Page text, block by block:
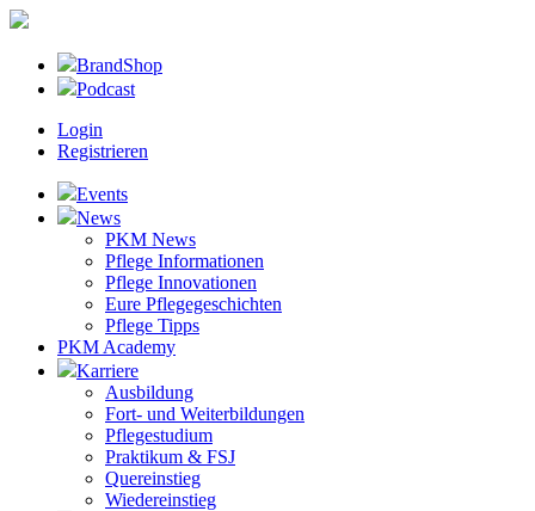
BrandShop
Podcast
Login
Registrieren
Events
News
PKM News
Pflege Informationen
Pflege Innovationen
Eure Pflegegeschichten
Pflege Tipps
PKM Academy
Karriere
Ausbildung
Fort- und Weiterbildungen
Pflegestudium
Praktikum & FSJ
Quereinstieg
Wiedereinstieg